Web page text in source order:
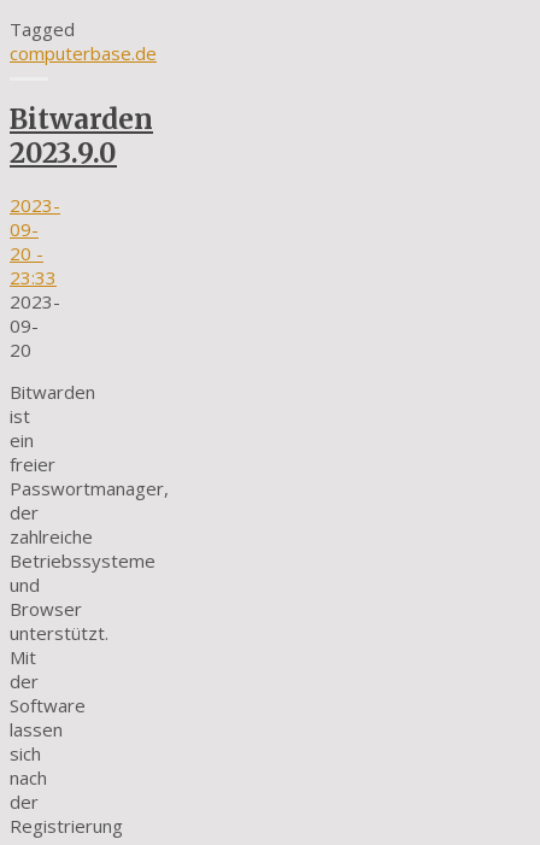
Tagged
computerbase.de
Bitwarden
2023.9.0
2023-
09-
20 -
23:33
2023-
09-
20
Bitwarden
ist
ein
freier
Passwortmanager,
der
zahlreiche
Betriebssysteme
und
Browser
unterstützt.
Mit
der
Software
lassen
sich
nach
der
Registrierung